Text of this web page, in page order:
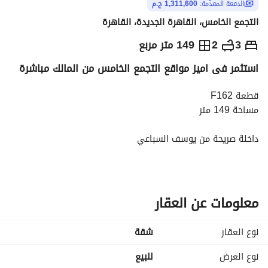
الدفعة المقدّمة: 1,311,600 ج.م
التجمع الخامس، القاهرة الجديدة، القاهرة
3
2 149 متر مربع ج.م 4,372,000
الاماكن القريبة
استثمر فى اميز مواقع التجمع الخامس من المالك مباشرة
قطعة F162
مساحة 149 متر
داخلة صريحة من يوسف السباعي
عن هوم جروب :
معلومات عن العقار
نوع العقار
شقة
نوع العرض
للبيع